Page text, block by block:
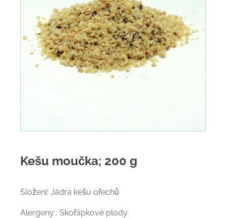
Kešu moučka; 200 g
Složení: Jádra kešu ořechů
Alergeny : Skořápkové plody